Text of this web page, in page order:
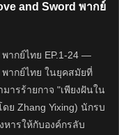
and Sword พากย์
ากย์ไทย EP.1-24 —
พากย์ไทย ในยุคสมัยที่
ารร้ายกาจ "เพียงฝันใน
ย Zhang Yixing) นักรบ
ารให้กับองค์กรลับ